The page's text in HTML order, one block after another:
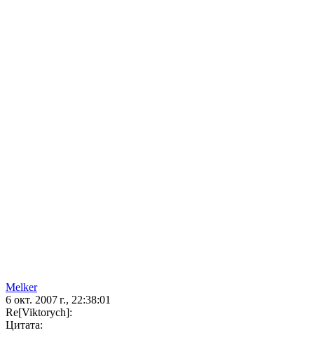
Melker
6 окт. 2007 г., 22:38:01
Re[Viktorych]:
Цитата: